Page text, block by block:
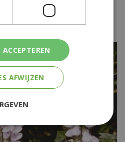
sinensis
AFWIJZEN